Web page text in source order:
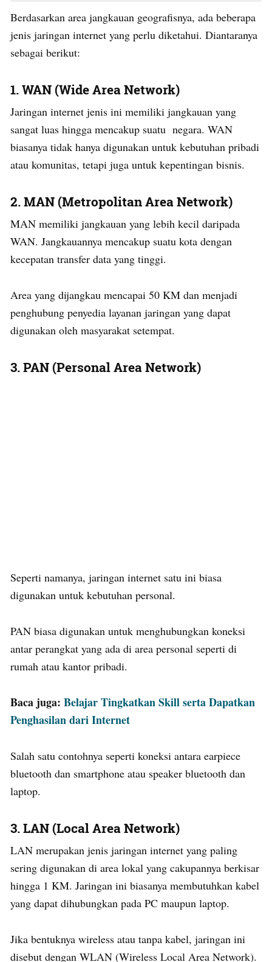
Berdasarkan area jangkauan geografisnya, ada beberapa
jenis jaringan internet yang perlu diketahui. Diantaranya
sebagai berikut:
1.WAN (Wide Area Network)
Jaringan internet jenis ini memiliki jangkauan yang
sangat luas hingga mencakup suatu negara. WAN
biasanya tidak hanya digunakan untuk kebutuhan pribadi
atau komunitas, tetapi juga untuk kepentingan bisnis.
2.MAN (Metropolitan Area Network)
MAN memiliki jangkauan yang lebih kecil daripada
WAN. Jangkauannya mencakup suatu kota dengan
kecepatan transfer data yang tinggi.
Area yang dijangkau mencapai 50 KM dan menjadi
penghubung penyedia layanan jaringan yang dapat
digunakan oleh masyarakat setempat.
3. PAN (Personal Area Network)
Seperti namanya, jaringan internet satu ini biasa
digunakan untuk kebutuhan personal.
PAN biasa digunakan untuk menghubungkan koneksi
antar perangkat yang ada di area personal seperti di
rumah atau kantor pribadi.
Baca juga: Belajar Tingkatkan Skill serta Dapatkan
Penghasilan dari Internet
Salah satu contohnya seperti koneksi antara earpiece
bluetooth dan smartphone atau speaker bluetooth dan
laptop.
3.LAN (Local Area Network)
LAN merupakan jenis jaringan internet yang paling
sering digunakan di area lokal yang cakupannya berkisar
hingga 1 KM. Jaringan ini biasanya membutuhkan kabel
yang dapat dihubungkan pada PC maupun laptop.
Jika bentuknya wireless atau tanpa kabel, jaringan ini
disebut dengan WLAN (Wireless Local Area Network).